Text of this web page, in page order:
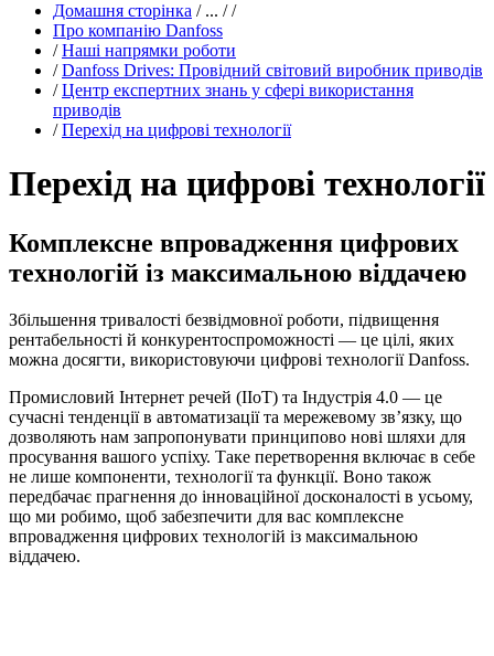
Домашня сторінка /... / /
Про компанію Danfoss
/ Наші напрямки роботи
/ Danfoss Drives: Провідний світовий виробник приводів
/ Центр експертних знань у сфері використання
приводів
/ Перехід на цифрові технології
Перехід на цифрові технології
Комплексне впровадження цифрових
технологій із максимальною віддачею
Збільшення тривалості безвідмовної роботи, підвищення
рентабельності й конкурентоспроможності — це цілі, яких
можна досягти, використовуючи цифрові технології Danfoss.
Промисловий Інтернет речей (IIoT) та Індустрія 4.0 — це
сучасні тенденції в автоматизації та мережевому зв’язку, що
дозволяють нам запропонувати принципово нові шляхи для
просування вашого успіху. Таке перетворення включає в себе
не лише компоненти, технології та функції. Воно також
передбачає прагнення до інноваційної досконалості в усьому,
що ми робимо, щоб забезпечити для вас комплексне
впровадження цифрових технологій із максимальною
віддачею.